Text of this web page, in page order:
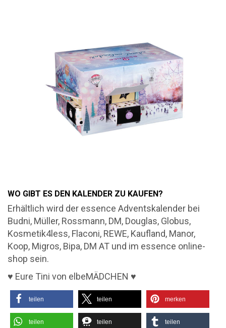
WO GIBT ES DEN KALENDER ZU KAUFEN?
Erhältlich wird der essence Adventskalender bei
Budni, Müller, Rossmann, DM, Douglas, Globus,
Kosmetik4less, Flaconi, REWE, Kaufland, Manor,
Koop, Migros, Bipa, DM AT und im essence online-
shop sein.
♥ Eure Tini von elbeMÄDCHEN ♥
teilen teilen merken
teilen teilen teilen